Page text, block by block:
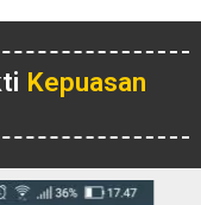
Kepuasan